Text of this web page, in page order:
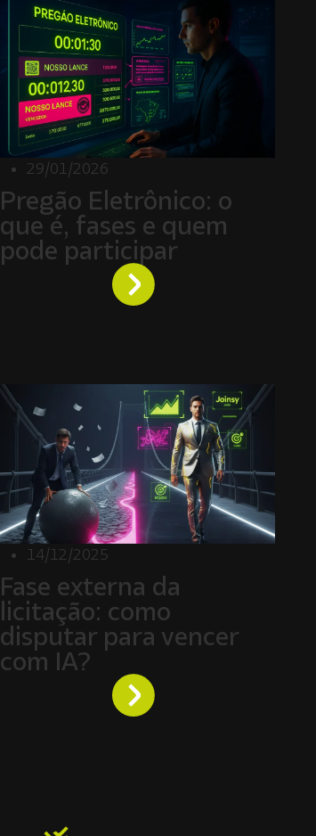
29/01/2026
Pregão Eletrônico: o
que é, fases e quem
pode participar
14/12/2025
Fase externa da
licitação: como
disputar para vencer
com IA?